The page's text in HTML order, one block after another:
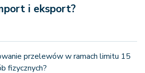
i eksport?
przelewów w ramach limitu 15
fizycznych?